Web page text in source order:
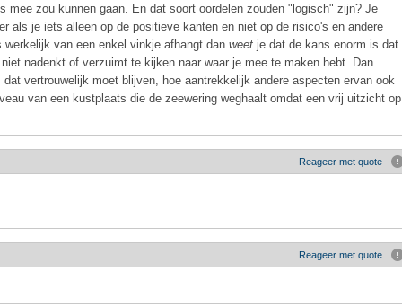
mee zou kunnen gaan. En dat soort oordelen zouden "logisch" zijn? Je
als je iets alleen op de positieve kanten en niet op de risico's en andere
van een enkel vinkje afhangt dan weet je dat de kans enorm is dat
nadenkt of verzuimt te kijken naar waar je mee te maken hebt. Dan
vertrouwelijk moet blijven, hoe aantrekkelijk andere aspecten ervan ook
van een kustplaats die de zeewering weghaalt omdat een vrij uitzicht op
Reageer met quote
Reageer met quote